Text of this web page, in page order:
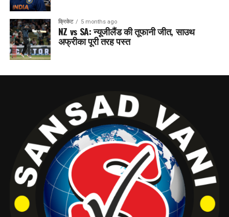
क्रिकेट 5 months ago
NZ vs SA: न्यूजीलैंड की तूफानी जीत, साउथ
अफ्रीका पूरी तरह पस्त